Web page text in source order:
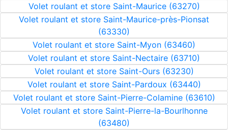
Volet roulant et store Saint-Maurice (63270)
Volet roulant et store Saint-Maurice-près-Pionsat
(63330)
Volet roulant et store Saint-Myon (63460)
Volet roulant et store Saint-Nectaire (63710)
Volet roulant et store Saint-Ours (63230)
Volet roulant et store Saint-Pardoux (63440)
Volet roulant et store Saint-Pierre-Colamine (63610)
Volet roulant et store Saint-Pierre-la-Bourlhonne
(63480)